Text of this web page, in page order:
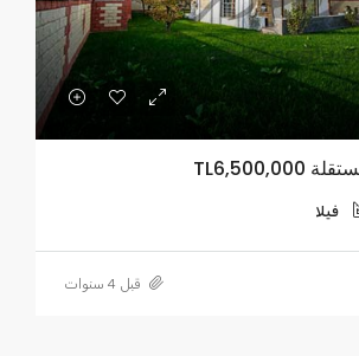
فيلا
قبل 4 سنوات